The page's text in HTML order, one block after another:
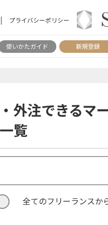
プライバシーポリシー
使いかたガイド 新規登録
外注できるマ
覧
全てのフリーランスか